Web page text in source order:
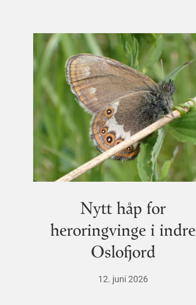
Nytt håp for
heroringvinge i indre
Oslofjord
12. juni 2026